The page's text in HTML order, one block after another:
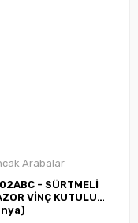
Arabalar
- SÜRTMELİ
VİNÇ KUTULU